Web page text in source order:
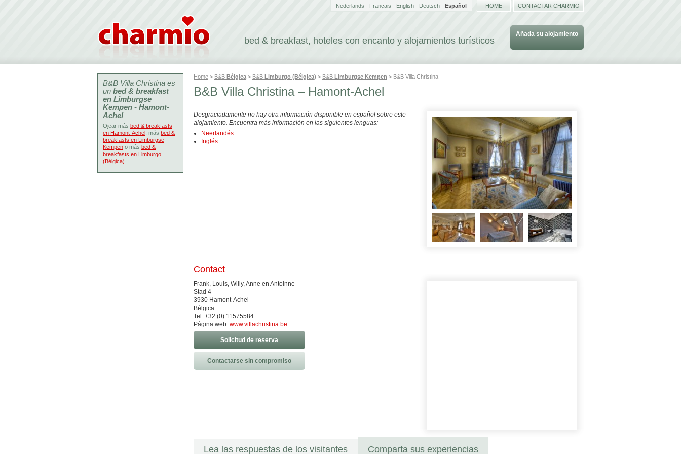
bed & breakfast, hoteles con encanto y alojamientos turísticos
Añada su alojamiento
Nederlands Français English Deutsch Español HOME CONTACTAR CHARMIO
Home > B&B Bélgica > B&B Limburgo (Bélgica) > B&B Limburgse Kempen > B&B Villa Christina
B&B Villa Christina – Hamont-Achel
Desgraciadamente no hay otra información disponible en español sobre este
alojamiento. Encuentra más información en las siguientes lenguas:
Neerlandés
Inglés
Contact
Frank, Louis, Willy, Anne en Antoinne
Stad 4
3930 Hamont-Achel
Bélgica
Tel: +32 (0) 11575584
Página web: www.villachristina.be
Solicitud de reserva
Contactarse sin compromiso
Lea las respuestas de los visitantes Comparta sus experiencias
B&B Villa Christina es
un bed & breakfast
en Limburgse
Kempen - Hamont-
Achel
Ojear más bed & breakfasts
en Hamont-Achel , más bed &
breakfasts en Limburgse
Kempen o más bed &
breakfasts en Limburgo
(Bélgica)